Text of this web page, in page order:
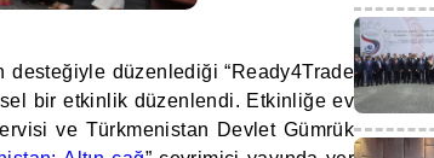
desteğiyle düzenlediği “Ready4Trade
bir etkinlik düzenlendi. Etkinliğe ev
ve Türkmenistan Devlet Gümrük